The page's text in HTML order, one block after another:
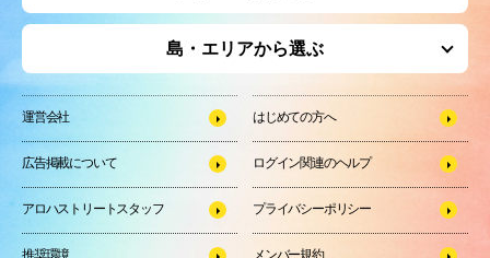
島・エリアから選ぶ
運営会社 はじめての方へ
広告掲載について ログイン関連のヘルプ
アロハストリートスタッフ プライバシーポリシー
推奨環境 メンバー規約